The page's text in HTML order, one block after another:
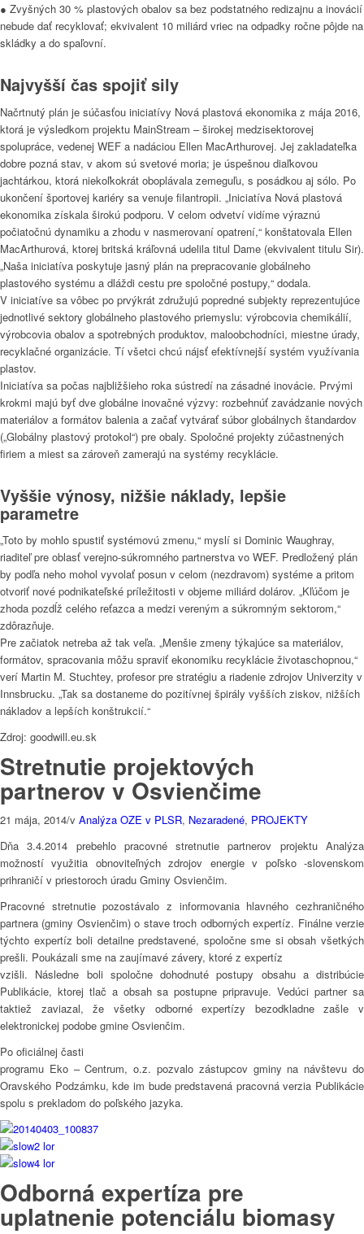
● Zvyšných 30 % plastových obalov sa bez podstatného redizajnu a inovácií
nebude dať recyklovať; ekvivalent 10 miliárd vriec na odpadky ročne pôjde na
skládky a do spaľovní.
Najvyšší čas spojiť sily
Načrtnutý plán je súčasťou iniciatívy Nová plastová ekonomika z mája 2016,
ktorá je výsledkom projektu MainStream – širokej medzisektorovej
spolupráce, vedenej WEF a nadáciou Ellen MacArthurovej. Jej zakladateľka
dobre pozná stav, v akom sú svetové moria; je úspešnou diaľkovou
jachtárkou, ktorá niekoľkokrát oboplávala zemeguľu, s posádkou aj sólo. Po
ukončení športovej kariéry sa venuje filantropii. „Iniciatíva Nová plastová
ekonomika získala širokú podporu. V celom odvetví vidíme výraznú
počiatočnú dynamiku a zhodu v nasmerovaní opatrení,“ konštatovala Ellen
MacArthurová, ktorej britská kráľovná udelila titul Dame (ekvivalent titulu Sir).
„Naša iniciatíva poskytuje jasný plán na prepracovanie globálneho
plastového systému a dláždi cestu pre spoločné postupy,“ dodala.
V iniciatíve sa vôbec po prvýkrát združujú popredné subjekty reprezentujúce
jednotlivé sektory globálneho plastového priemyslu: výrobcovia chemikálií,
výrobcovia obalov a spotrebných produktov, maloobchodníci, miestne úrady,
recyklačné organizácie. Tí všetci chcú nájsť efektívnejší systém využívania
plastov.
Iniciatíva sa počas najbližšieho roka sústredí na zásadné inovácie. Prvými
krokmi majú byť dve globálne inovačné výzvy: rozbehnúť zavádzanie nových
materiálov a formátov balenia a začať vytvárať súbor globálnych štandardov
(„Globálny plastový protokol“) pre obaly. Spoločné projekty zúčastnených
firiem a miest sa zároveň zamerajú na systémy recyklácie.
Vyššie výnosy, nižšie náklady, lepšie
parametre
„Toto by mohlo spustiť systémovú zmenu,“ myslí si Dominic Waughray,
riaditeľ pre oblasť verejno-súkromného partnerstva vo WEF. Predložený plán
by podľa neho mohol vyvolať posun v celom (nezdravom) systéme a pritom
otvoriť nové podnikateľské príležitosti v objeme miliárd dolárov. „Kľúčom je
zhoda pozdĺž celého reťazca a medzi vereným a súkromným sektorom,“
zdôrazňuje.
Pre začiatok netreba až tak veľa. „Menšie zmeny týkajúce sa materiálov,
formátov, spracovania môžu spraviť ekonomiku recyklácie životaschopnou,“
verí Martin M. Stuchtey, profesor pre stratégiu a riadenie zdrojov Univerzity v
Innsbrucku. „Tak sa dostaneme do pozitívnej špirály vyšších ziskov, nižších
nákladov a lepších konštrukcií.“
Zdroj: goodwill.eu.sk
Stretnutie projektových
partnerov v Osvienčime
21 mája, 2014/v Analýza OZE v PLSR, Nezaradené, PROJEKTY
Dňa 3.4.2014 prebehlo pracovné stretnutie partnerov projektu Analýza
možností využitia obnoviteľných zdrojov energie v poľsko -slovenskom
prihraničí v priestoroch úradu Gminy Osvienčim.
Pracovné stretnutie pozostávalo z informovania hlavného cezhraničného
partnera (gminy Osvienčim) o stave troch odborných expertíz. Finálne verzie
týchto expertíz boli detailne predstavené, spoločne sme si obsah všetkých
prešli. Poukázali sme na zaujímavé závery, ktoré z expertíz
vzišli. Následne boli spoločne dohodnuté postupy obsahu a distribúcie
Publikácie, ktorej tlač a obsah sa postupne pripravuje. Vedúci partner sa
taktiež zaviazal, že všetky odborné expertízy bezodkladne zašle v
elektronickej podobe gmine Osvienčim.
Po oficiálnej časti
programu Eko – Centrum, o.z. pozvalo zástupcov gminy na návštevu do
Oravského Podzámku, kde im bude predstavená pracovná verzia Publikácie
spolu s prekladom do poľského jazyka.
Odborná expertíza pre
uplatnenie potenciálu biomasy